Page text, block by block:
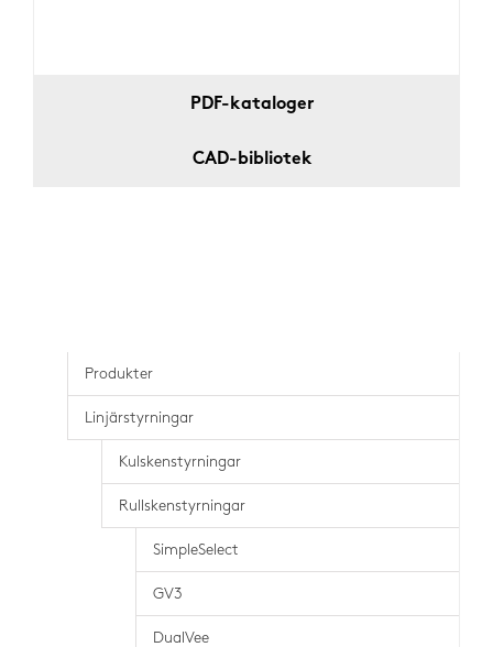
PDF-kataloger
CAD-bibliotek
Produkter
Linjärstyrningar
Kulskenstyrningar
Rullskenstyrningar
SimpleSelect
GV3
DualVee